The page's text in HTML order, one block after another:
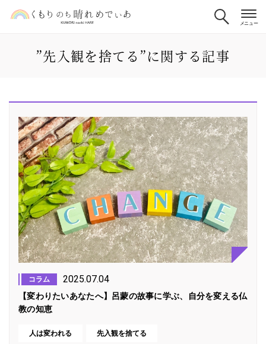
”先入観を捨てる”に関する記事
コラム 2025.07.04
【変わりたいあなたへ】呂蒙の故事に学ぶ、自分を変える仏
教の知恵
人は変われる 先入観を捨てる